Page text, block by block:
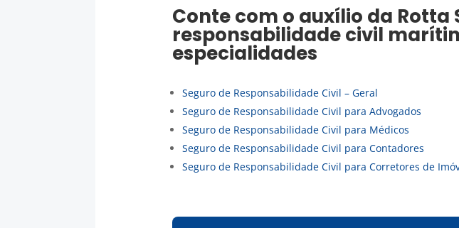
Conte com o auxílio da Rotta
responsabilidade civil
especialidades
Seguro de Responsabilidade Civil – Geral
Seguro de Responsabilidade Civil para Advogados
Seguro de Responsabilidade Civil para Médicos
Seguro de Responsabilidade Civil para Contadores
Seguro de Responsabilidade Civil para Corretores de